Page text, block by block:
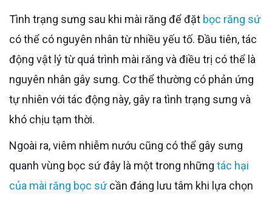
Tình trạng sưng sau khi mài răng để đặt bọc răng sứ
có thể có nguyên nhân từ nhiều yếu tố. Đầu tiên, tác
động vật lý từ quá trình mài răng và điều trị có thể là
nguyên nhân gây sưng. Cơ thể thường có phản ứng
tự nhiên với tác động này, gây ra tình trạng sưng và
khó chịu tạm thời.
Ngoài ra, viêm nhiễm nướu cũng có thể gây sưng
quanh vùng bọc sứ đây là một trong những tác hại
của mài răng bọc sứcần đáng lưu tâm khi lựa chọn